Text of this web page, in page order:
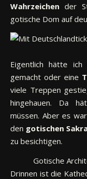
Wahrzeichen der
gotische Dom auf
Eigentlich hätte
gemacht oder eine
viele Treppen
hingehauen. Da
müssen. Aber es
den gotischen
zu besichtigen.
Gotische
Drinnen ist die